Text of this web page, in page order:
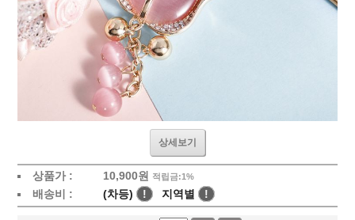
상세보기
상품가 : 10,900원 적립금:1%
배송비 : (차등) ! 지역별 !